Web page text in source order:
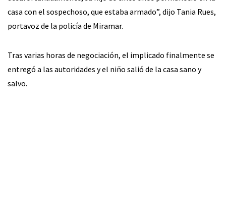
casa con el sospechoso, que estaba armado”, dijo Tania Rues,
portavoz de la policía de Miramar.
Tras varias horas de negociación, el implicado finalmente se
entregó a las autoridades y el niño salió de la casa sano y
salvo.